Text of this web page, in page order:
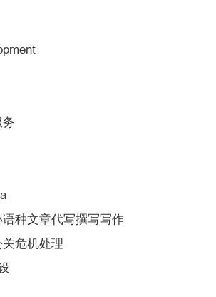
种文章代写撰写写作
危机处理